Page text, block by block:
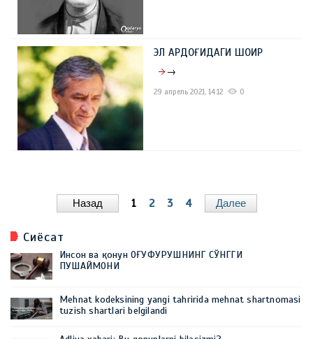
ЭЛ АРДОҒИДАГИ ШОИР
→
29 апрель 2021, 14:12 0
Назад 1 2 3 4 Далее
Сиёсат
Инсон ва қонун ОҒУФУРУШНИНГ СЎНГГИ
ПУШАЙМОНИ
Mehnat kodeksining yangi tahririda mehnat shartnomasi
tuzish shartlari belgilandi